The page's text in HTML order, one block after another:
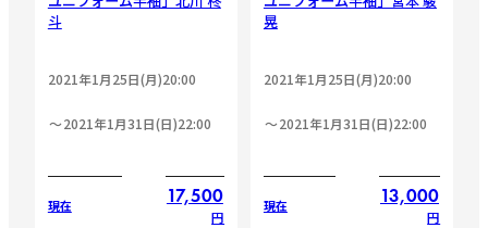
斗
2021年1月25日(月)20:00
2021年1月31日(日)22:00
現在 17,500
円
晃
2021年1月25日(月)20:00
2021年1月31日(日)22:00
現在 13,000
円